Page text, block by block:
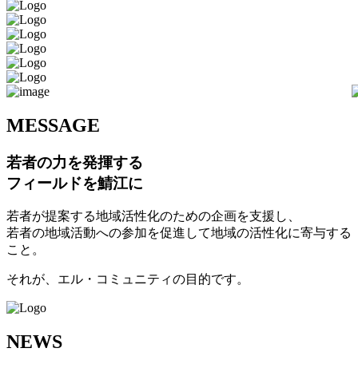
MESSAGE
若者の力を発揮する
フィールドを鯖江に
若者が提案する地域活性化のための企画を支援し、
若者の地域活動への参加を促進して地域の活性化に寄与する
こと。
それが、エル・コミュニティの目的です。
NEWS